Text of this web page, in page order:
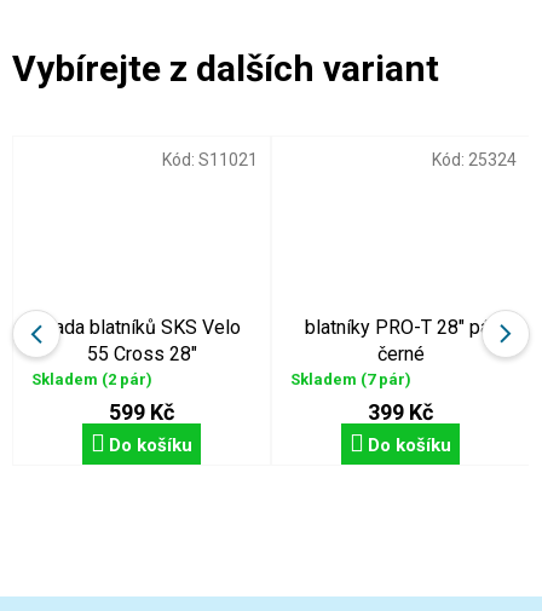
sada blatníků SKS Velo
55 Cross 28"
Skladem (2 pár)
599 Kč
Do košíku
Kód: S11021
blatníky PRO-T 28" pár
černé
Skladem (7 pár)
399 Kč
Do košíku
Kód: 25324